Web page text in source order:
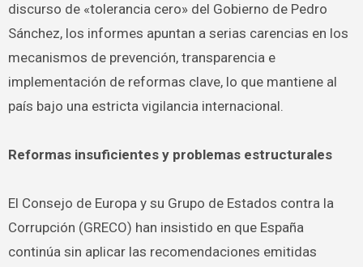
discurso de «tolerancia cero» del Gobierno de Pedro
Sánchez, los informes apuntan a serias carencias en los
mecanismos de prevención, transparencia e
implementación de reformas clave, lo que mantiene al
país bajo una estricta vigilancia internacional.
Reformas insuficientes y problemas estructurales
El Consejo de Europa y su Grupo de Estados contra la
Corrupción (GRECO) han insistido en que España
continúa sin aplicar las recomendaciones emitidas